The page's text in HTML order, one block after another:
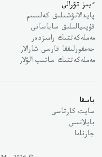
ءبىز تۋرالى
پايدالانۋشىلىق كەلىسىم
قۇپىيالىلىق ساياساتى
مەملەكەتتىك رامىزدەر
جەمقورلىققا قارسى شارالار
مەملەكەتتىك ساتىپ الۋلار
باسقا
سايت كارتاسى
بايلانىس
جارناما